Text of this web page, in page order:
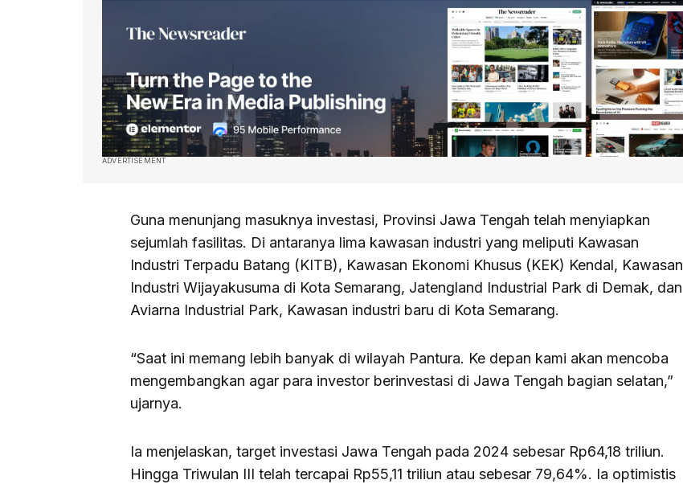
ADVERTISEMENT
Guna menunjang masuknya investasi, Provinsi Jawa Tengah telah menyiapkan
sejumlah fasilitas. Di antaranya lima kawasan industri yang meliputi Kawasan
Industri Terpadu Batang (KITB), Kawasan Ekonomi Khusus (KEK) Kendal, Kawasan
Industri Wijayakusuma di Kota Semarang, Jatengland Industrial Park di Demak, dan
Aviarna Industrial Park, Kawasan industri baru di Kota Semarang.
“Saat ini memang lebih banyak di wilayah Pantura. Ke depan kami akan mencoba
mengembangkan agar para investor berinvestasi di Jawa Tengah bagian selatan,”
ujarnya.
Ia menjelaskan, target investasi Jawa Tengah pada 2024 sebesar Rp64,18 triliun.
Hingga Triwulan III telah tercapai Rp55,11 triliun atau sebesar 79,64%. Ia optimistis